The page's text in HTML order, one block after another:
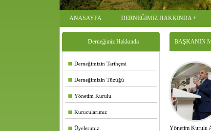
ANASAYFA DERNEĞİMİZ HAKKINDA
Derneğimiz Hakkında
Derneğimizin Tarihçesi
Derneğimizin Tüzüğü
Yönetim Kurulu
Kurucularımız
Üyelerimiz
BAŞKANIN
Yönetim Kurulu